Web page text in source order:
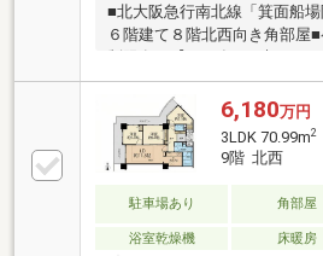
■北大阪急行南北線「箕面船
６階建て８階北西向き角部屋
制限有）【2026年4月末リフ
替■床全面張替■キッチン入替
入替（パナソニック）■洗面
トイレ入替（TOTO）■フロ
面室）■建具交換（パナソニ
■スイッチパネル交換【リビン
アシス箕面船場店・・・50ｍ
校・・・2320ｍ■ローソンS
170ｍ
6,180万円
3LDK 70.99m2
9階 北西
駐車場あり 角部屋
浴室乾燥機
床暖房